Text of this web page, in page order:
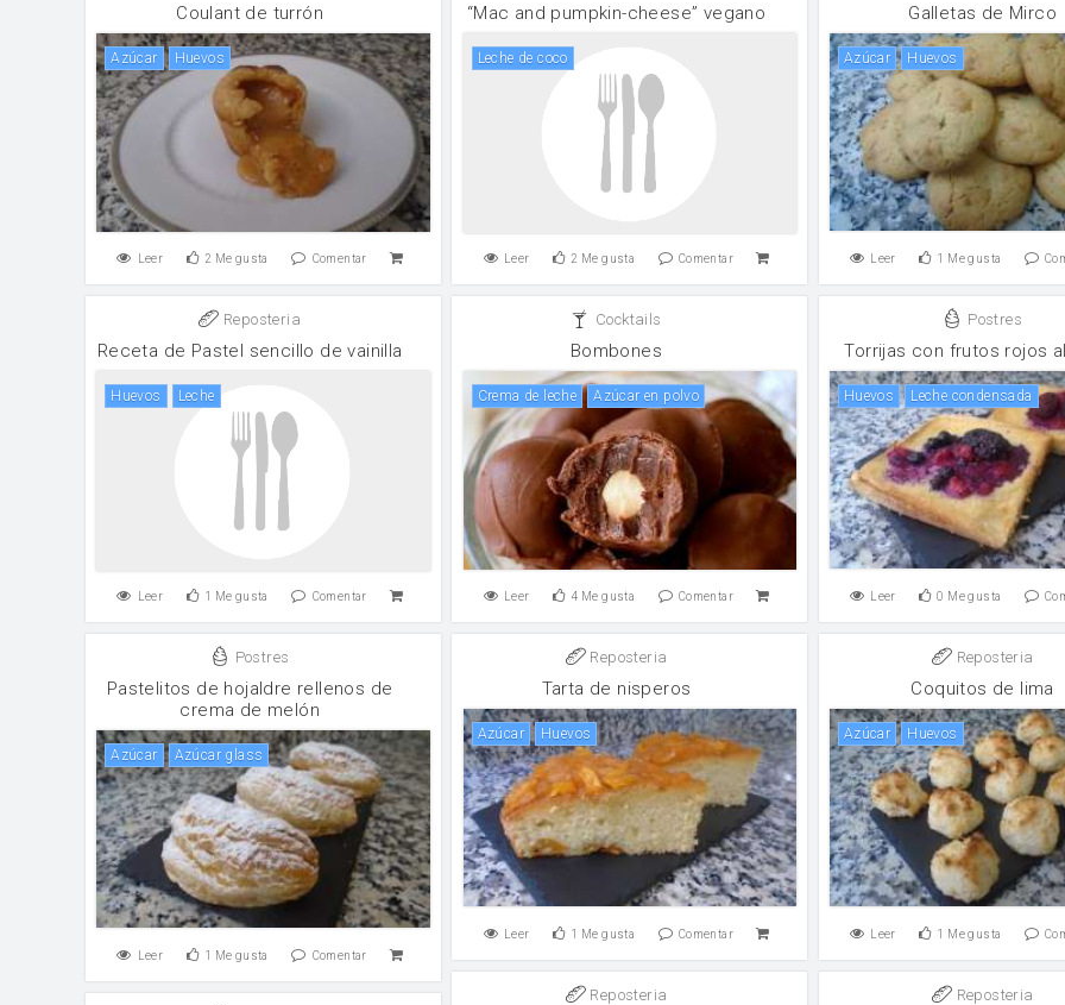
Coulant de turrón
Azúcar huevos
Leer 2 Me gusta Comentar
“Mac and pumpkin-cheese” vegano
Leche de coco
Leer 2 Me gusta Comentar
Galletas de Mirco
Azúcar huevos
Leer 1 Me gusta
Reposteria
Receta de Pastel sencillo de vainilla
huevos leche
Leer 1 Me gusta Comentar
Cocktails
Bombones
crema de leche Azúcar en polvo
Leer 4 Me gusta Comentar
Postres
Torrijas con frutos rojos
huevos leche condensada
Leer 0 Me gusta
Postres
Pastelitos de hojaldre rellenos de
crema de melón
Azúcar Azúcar glass
Leer 1 Me gusta Comentar
Reposteria
Tarta de nisperos
Azúcar huevos
Leer 1 Me gusta Comentar
Reposteria
Coquitos de lima
Azúcar huevos
Leer 1 Me gusta
Reposteria Reposteria